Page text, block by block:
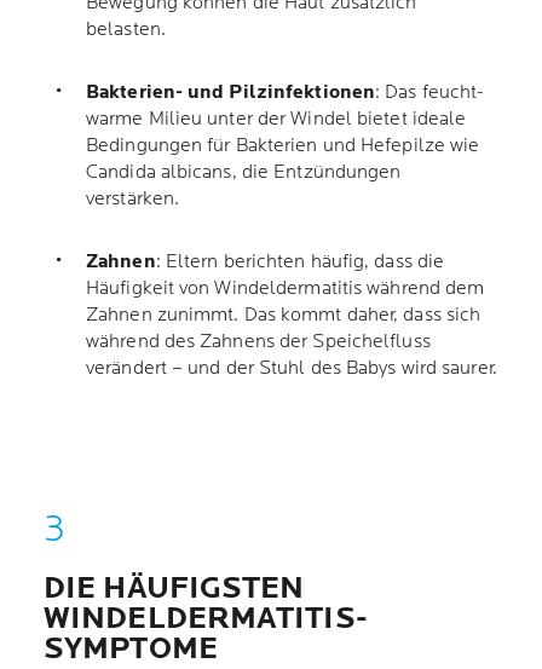
belasten.
Bakterien- und Pilzinfektionen: Das feucht-
warme Milieu unter der Windel bietet ideale
Bedingungen für Bakterien und Hefepilze wie
Candida albicans, die Entzündungen
verstärken.
Zahnen: Eltern berichten häufig, dass die
Häufigkeit von Windeldermatitis während dem
Zahnen zunimmt. Das kommt daher, dass sich
während des Zahnens der Speichelfluss
verändert – und der Stuhl des Babys wird saurer.
DIE HÄUFIGSTEN
WINDELDERMATITIS-
SYMPTOME